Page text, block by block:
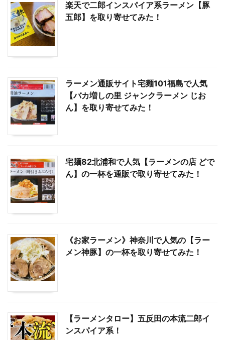
楽天で二郎インスパイア系ラーメン【豚
五郎】を取り寄せてみた！
ラーメン通販サイト宅麺101福島で人気
【バカ増しの里 ジャンクラーメン じお
ん】を取り寄せてみた！
宅麺82北浦和で人気【ラーメンの店 どで
ん】の一杯を通販で取り寄せてみた！
《お家ラーメン》神奈川で人気の【ラー
メン神豚】の一杯を取り寄せてみた！
【ラーメンタロー】五反田の本流二郎イ
ンスパイア系！